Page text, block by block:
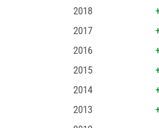
2018
2017
2016
2015
2014
2013